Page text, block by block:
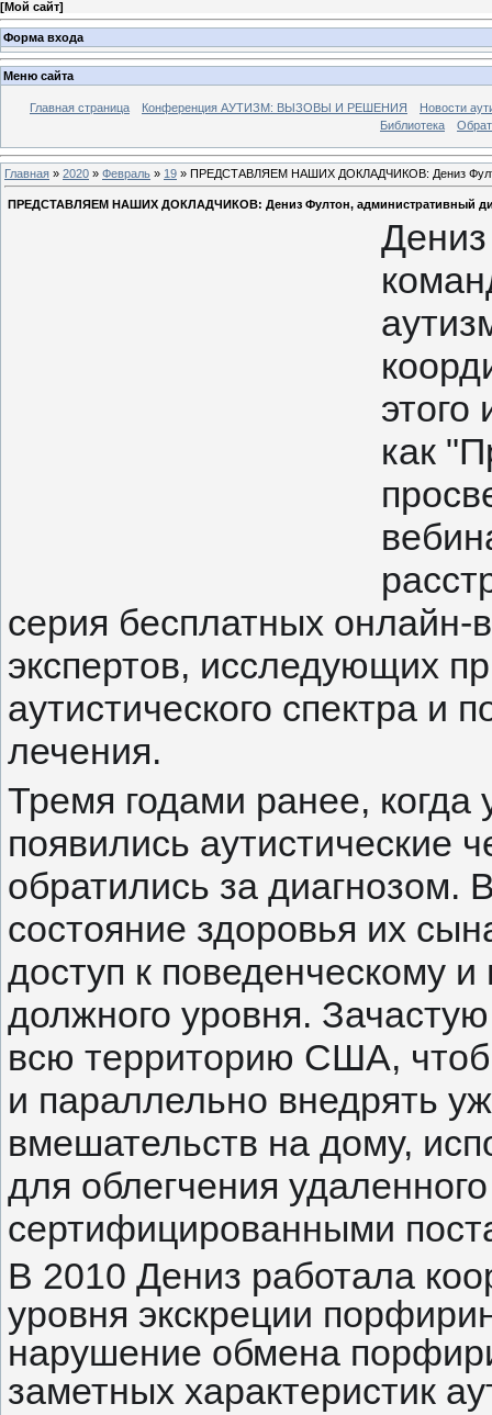
[Мой сайт]
Форма входа
Меню сайта
Главная страница Конференция АУТИЗМ: ВЫЗОВЫ И РЕШЕНИЯ
Новости
Библиотека
Главная » 2020 » Февраль » 19 » ПРЕДСТАВЛЯЕМ НАШИХ ДОКЛАДЧИКОВ: Дениз
ПРЕДСТАВЛЯЕМ НАШИХ ДОКЛАДЧИКОВ: Дениз Фултон, административный
этого
как
серия бесплатных
экспертов, исследующих
аутистического спектра и
лечения.
Тремя годами ранее,
появились аутистические
обратились за диагнозом.
состояние здоровья их
доступ к поведенческому
должного уровня.
всю территорию США,
и параллельно внедрять
вмешательств на дому,
для облегчения
сертифицированными
В 2010 Дениз работала
уровня экскреции
нарушение обмена
заметных характеристик